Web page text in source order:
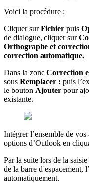
Voici la procédure :
Cliquer surFichier puis
de dialogue, cliquer sur
Orthographe et
correction automatique.
Dans la zone Correction
sous Remplacer : puis
le bouton Ajouter pour
existante.
Intégrer l’ensemble de
options d’Outlook en
Par la suite lors de la
de la barre d’espacement,
automatiquement.